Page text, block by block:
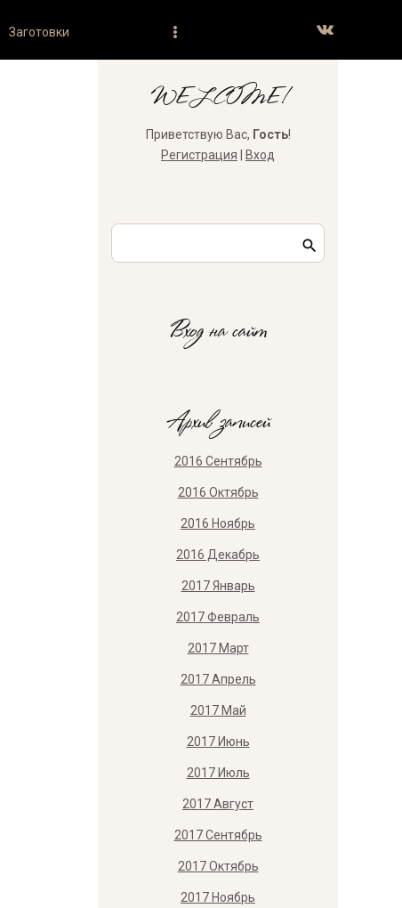
Заготовки
WELCOME!
Приветствую Вас, Гость!
Регистрация
Вход
Вход на сайт
Архив записей
2016 Сентябрь
2016 Октябрь
2016 Ноябрь
2016 Декабрь
2017 Январь
2017 Февраль
2017 Март
2017 Апрель
2017 Май
2017 Июнь
2017 Июль
2017 Август
2017 Сентябрь
2017 Октябрь
2017 Ноябрь